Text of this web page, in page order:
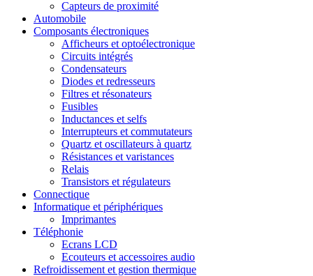
Capteurs de proximité
Automobile
Composants électroniques
Afficheurs et optoélectronique
Circuits intégrés
Condensateurs
Diodes et redresseurs
Filtres et résonateurs
Fusibles
Inductances et selfs
Interrupteurs et commutateurs
Quartz et oscillateurs à quartz
Résistances et varistances
Relais
Transistors et régulateurs
Connectique
Informatique et périphériques
Imprimantes
Téléphonie
Ecrans LCD
Ecouteurs et accessoires audio
Refroidissement et gestion thermique